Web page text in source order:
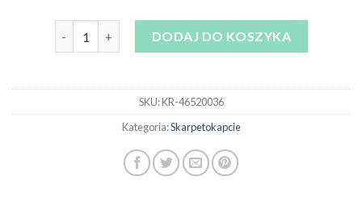
DODAJ DO KOSZYKA
SKU:KR-46520036
Kategoria:Skarpetokapcie